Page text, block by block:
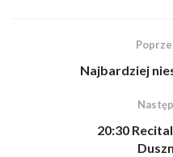
Najbardziej
20:30